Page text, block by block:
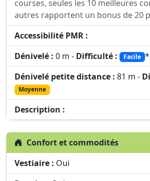
courses, seules les 10 meilleures
autres rapportent un bonus de 20
Accessibilité PMR :
Dénivelé : 0 m - Difficulté : Facile *
Dénivelé petite distance : 81 m -
Moyenne
Description :
Confort et commodités
Vestiaire : Oui